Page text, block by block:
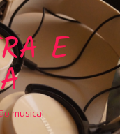
E
musical